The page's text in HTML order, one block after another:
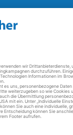
Deutschland: Für
des Reparatur-Know-
Fragen